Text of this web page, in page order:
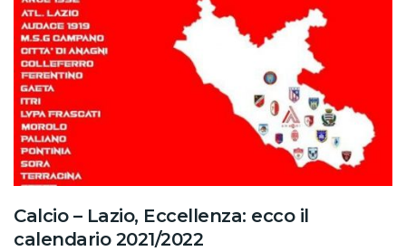
Calcio – Lazio, Eccellenza: ecco il
calendario 2021/2022